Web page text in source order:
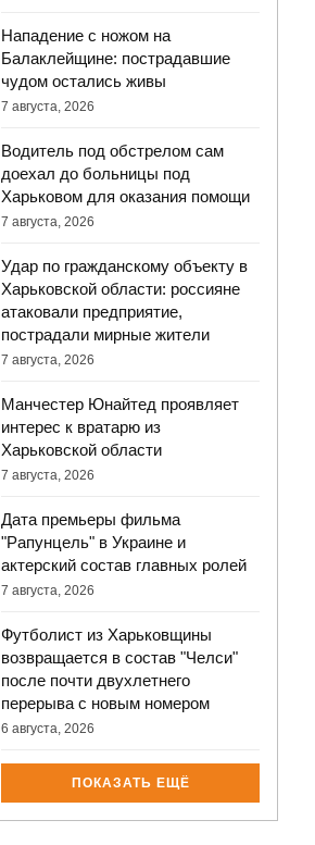
Нападение с ножом на
Балаклейщине: пострадавшие
чудом остались живы
7 августа, 2026
Водитель под обстрелом сам
доехал до больницы под
Харьковом для оказания помощи
7 августа, 2026
Удар по гражданскому объекту в
Харьковской области: россияне
атаковали предприятие,
пострадали мирные жители
7 августа, 2026
Манчестер Юнайтед проявляет
интерес к вратарю из
Харьковской области
7 августа, 2026
Дата премьеры фильма
"Рапунцель" в Украине и
актерский состав главных ролей
7 августа, 2026
Футболист из Харьковщины
возвращается в состав "Челси"
после почти двухлетнего
перерыва с новым номером
6 августа, 2026
ПОКАЗАТЬ ЕЩЁ